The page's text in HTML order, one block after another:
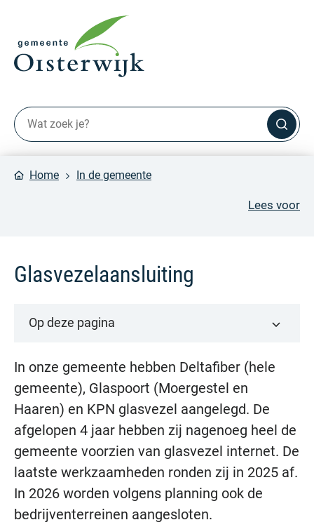
Home In de gemeente
Lees voor
Glasvezelaansluiting
In onze gemeente hebben Deltafiber (hele
gemeente), Glaspoort (Moergestel en
Haaren) en KPN glasvezel aangelegd. De
afgelopen 4 jaar hebben zij nagenoeg heel de
gemeente voorzien van glasvezel internet. De
laatste werkzaamheden ronden zij in 2025 af.
In 2026 worden volgens planning ook de
bedrijventerreinen aangesloten.
Op deze pagina